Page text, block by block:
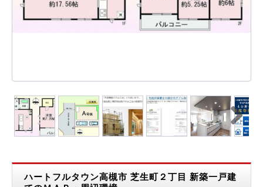
Next
ハートフルタウン高槻市 芝生町２丁目 新築一戸建